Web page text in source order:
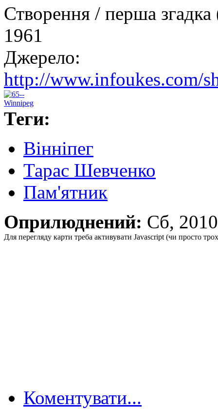
Створення / перша
1961
Джерело:
http://www.infoukes.com/
Теги:
Вінніпег
Тарас Шевченко
Пам'ятник
Оприлюднений: Сб,
Для перегляду карти треба активувати Javascript (чи просто
Коментувати...